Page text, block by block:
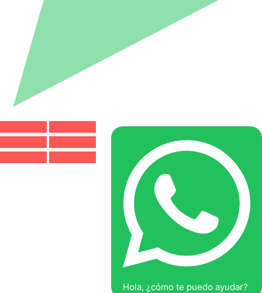
Hola, ¿cómo te puedo ayudar?